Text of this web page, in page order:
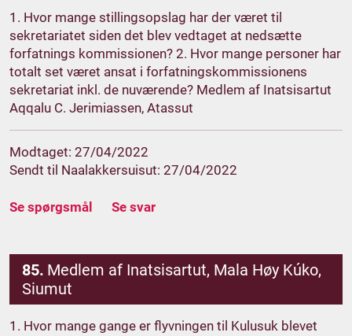
1. Hvor mange stillingsopslag har der været til
sekretariatet siden det blev vedtaget at nedsætte
forfatnings kommissionen? 2. Hvor mange personer har
totalt set været ansat i forfatningskommissionens
sekretariat inkl. de nuværende? Medlem af Inatsisartut
Aqqalu C. Jerimiassen, Atassut
Modtaget: 27/04/2022
Sendt til Naalakkersuisut: 27/04/2022
Se spørgsmål Se svar
85. Medlem af Inatsisartut, Mala Høy Kúko,
Siumut
1. Hvor mange gange er flyvningen til Kulusuk blevet